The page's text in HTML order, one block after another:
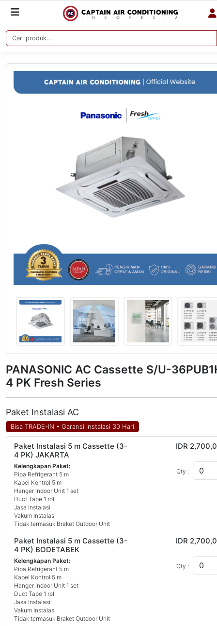
PANASONIC AC Cassette S/U-
4 PK Fresh Series
Paket Instalasi AC
Bisa TRADE-IN • Garansi Instalasi 30 Hari
Paket Instalasi 5 m Cassette (3-
4 PK) JAKARTA
Kelengkapan Paket:
Pipa Refrigerant 5 m
Kabel Kontrol 5 m
Hanger Indoor Unit 1 set
Duct Tape 1 roll
Jasa Instalasi
Vakum Instalasi
Tidak termasuk Braket Outdoor Unit
IDR
Qty :
Paket Instalasi 5 m Cassette (3-
4 PK) BODETABEK
Kelengkapan Paket:
Pipa Refrigerant 5 m
Kabel Kontrol 5 m
Hanger Indoor Unit 1 set
Duct Tape 1 roll
Jasa Instalasi
Vakum Instalasi
Tidak termasuk Braket Outdoor Unit
IDR
Qty :